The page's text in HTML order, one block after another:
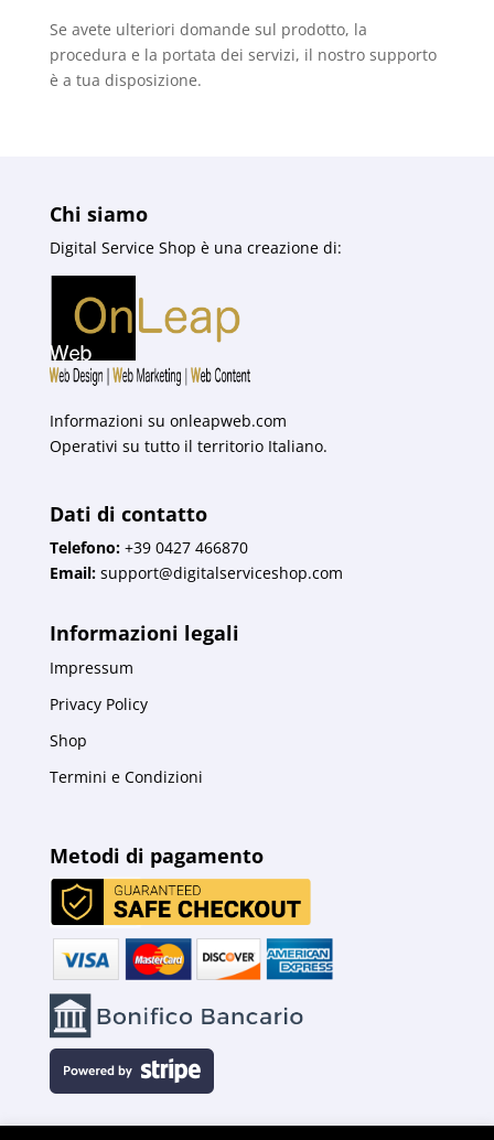
Se avete ulteriori domande sul prodotto, la
procedura e la portata dei servizi, il nostro supporto
è a tua disposizione.
Chi siamo
Digital Service Shop è una creazione di:
Informazioni su onleapweb.com
Operativi su tutto il territorio Italiano.
Dati di contatto
Telefono:+39 0427 466870
Email: support@digitalserviceshop.com
Informazioni legali
Impressum
Privacy Policy
Shop
Termini e Condizioni
Metodi di pagamento